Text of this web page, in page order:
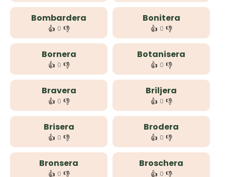
Bombardera
👍 0 👎
Bonitera
👍 0 👎
Bornera
👍 0 👎
Botanisera
👍 0 👎
Bravera
👍 0 👎
Briljera
👍 0 👎
Brisera
👍 0 👎
Brodera
👍 0 👎
Bronsera
👍 0 👎
Broschera
👍 0 👎